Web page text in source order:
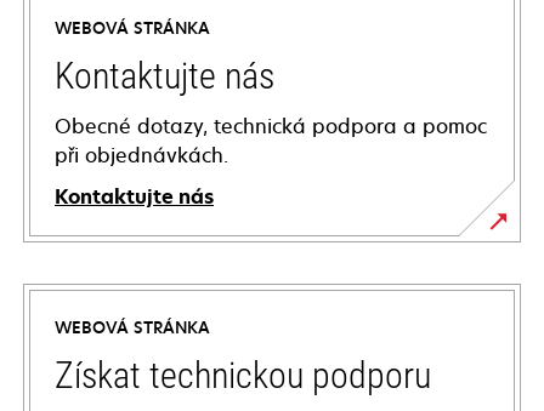
WEBOVÁ STRÁNKA
Kontaktujte nás
Obecné dotazy, technická podpora a pomoc
při objednávkách.
Kontaktujte nás
WEBOVÁ STRÁNKA
Získat technickou podporu